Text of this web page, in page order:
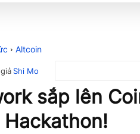
Altcoin
Shi Mo
sắp lên